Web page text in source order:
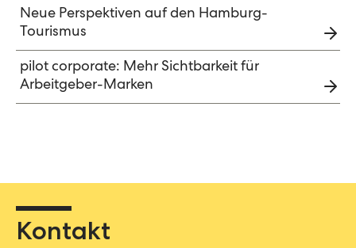
Neue Perspektiven auf den Hamburg-
Tourismus
pilot corporate: Mehr Sichtbarkeit für
Arbeitgeber-Marken
Kontakt